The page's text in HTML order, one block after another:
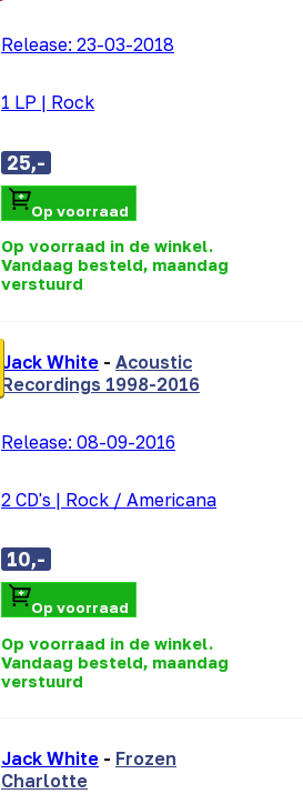
Release: 23-03-2018
1 LP | Rock
25,-
Op voorraad
Op voorraad in de winkel.
Vandaag besteld, maandag
verstuurd
Jack White - Acoustic
Recordings 1998-2016
Release: 08-09-2016
2 CD's | Rock / Americana
10,-
Op voorraad
Op voorraad in de winkel.
Vandaag besteld, maandag
verstuurd
Jack White - Frozen
Charlotte